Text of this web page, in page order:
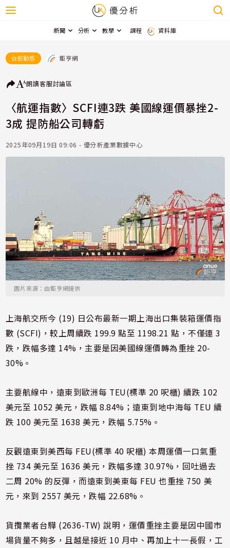
新聞 分析 教學 課程 資料庫
台股動態 鉅亨網
朗讀客服討論區
〈航運指數〉SCFI連3跌 美國線運價暴挫2-
3成 提防船公司轉虧
2025年09月19日 09:06 - 優分析產業數據中心
圖片來源：由鉅亨網提供
上海航交所今 (19) 日公布最新一期上海出口集裝箱運價指
數 (SCFI)，較上周續跌 199.9 點至 1198.21 點，不僅連 3
跌，跌幅多達 14%，主要是因美國線運價轉為重挫 20-
30%。
主要航線中，遠東到歐洲每 TEU(標準 20 呎櫃) 續跌 102
美元至 1052 美元，跌幅 8.84%；遠東到地中海每 TEU 續
跌 100 美元至 1638 美元，跌幅 5.75%。
反觀遠東到美西每 FEU(標準 40 呎櫃) 本周運價一口氣重
挫 734 美元至 1636 美元，跌幅多達 30.97%，回吐過去
二周 20% 的反彈，而遠東到美東每 FEU 也重挫 750 美
元，來到 2557 美元，跌幅 22.68%。
貨攬業者台驊 (2636-TW) 說明，運價重挫主要是因中國市
場貨量不夠多，且越是接近 10 月中、再加上十一長假，工